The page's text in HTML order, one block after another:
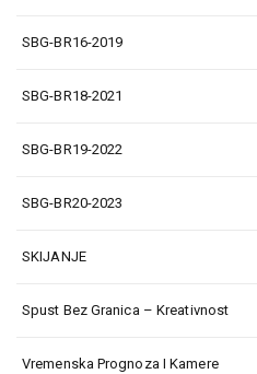
SBG-BR16-2019
SBG-BR18-2021
SBG-BR19-2022
SBG-BR20-2023
SKIJANJE
Spust Bez Granica – Kreativnost
Vremenska Prognoza I Kamere